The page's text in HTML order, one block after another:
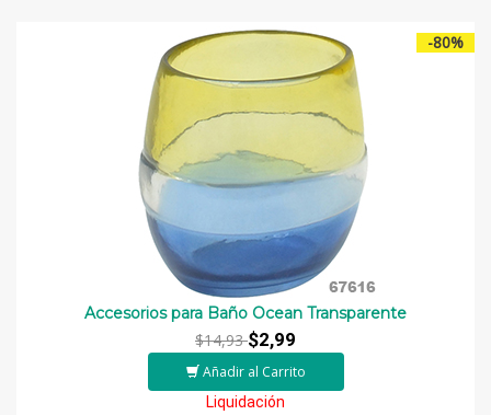
-80%
Accesorios para Baño Ocean Transparente
$14,93$2,99
Añadir al Carrito
Liquidación